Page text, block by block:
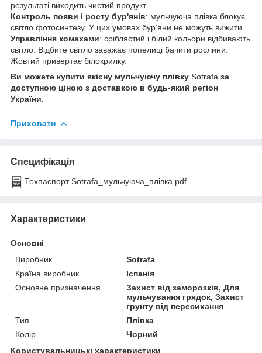
результаті виходить чистий продукт.
Контроль появи і росту бур'янів: мульчуюча плівка блокує
світло фотосинтезу. У цих умовах бур'яни не можуть вижити.
Управління комахами: сріблястий і білий кольори відбивають
світло. Відбите світло заважає попелиці бачити рослини.
Жовтий привертає білокрилку.
Ви можете купити якісну мульчуючу плівку Sotrafa за
доступною ціною з доставкою в будь-який регіон
України.
Приховати
Специфікація
Техпаспорт Sotrafa_мульчуюча_плівка.pdf
Характеристики
Основні
Виробник
Sotrafa
Країна виробник
Іспанія
Основне призначення
Захист від заморозків, Для
мульчування грядок, Захист
грунту від пересихання
Тип
Плівка
Колір
Чорний
Користувальницькі характеристики